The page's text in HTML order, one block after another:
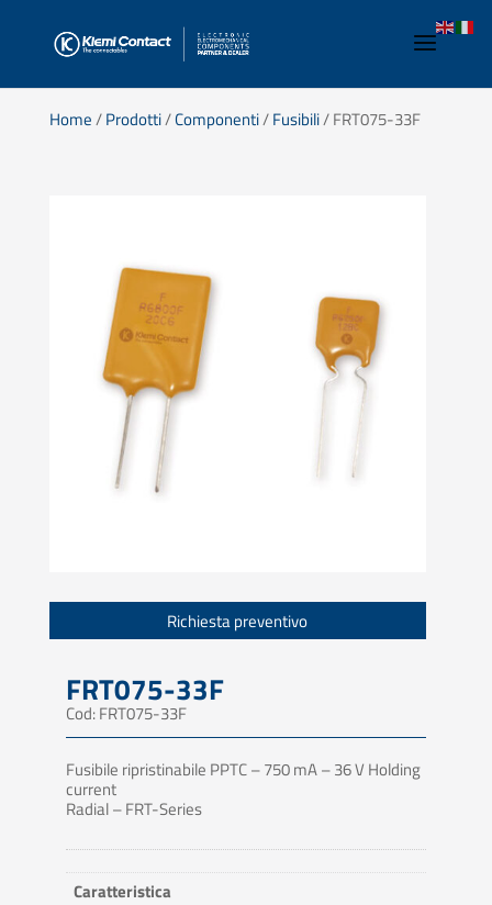
Home/Prodotti/Componenti/Fusibili/ FRT075-33F
Richiesta preventivo
FRT075-33F
Cod: FRT075-33F
Fusibile ripristinabile PPTC – 750 mA – 36 V Holding
current
Radial – FRT-Series
Caratteristica